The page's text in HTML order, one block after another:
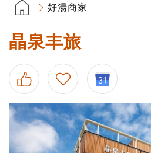
好湯商家
晶泉丰旅